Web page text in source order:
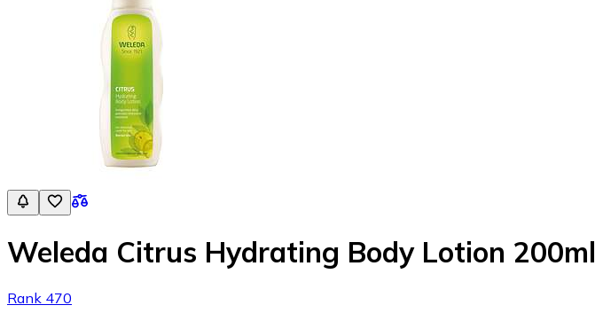
Weleda Citrus Hydrating Body Lotion 200ml
Rank 470